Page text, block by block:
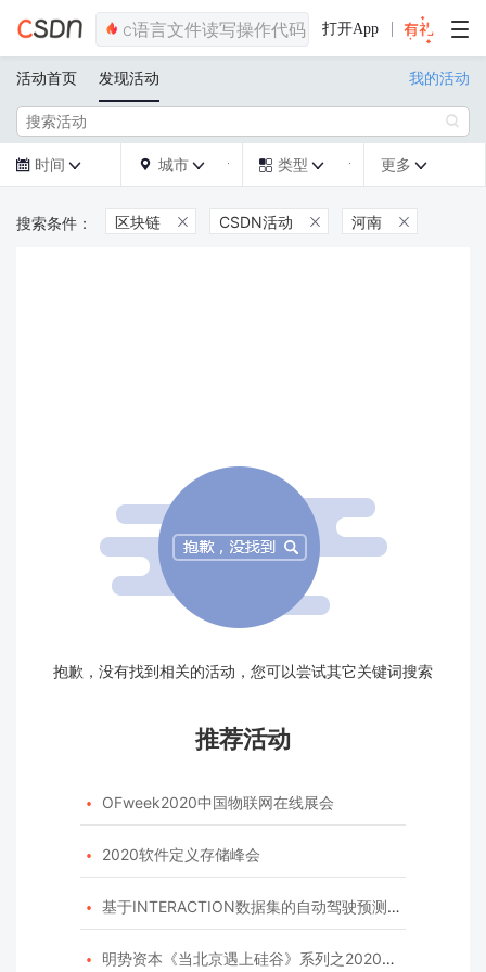
打开App
活动首页 发现活动 我的活动

 时间   城市   类型  更多 
区块链  CSDN活动  河南 
抱歉，没有找到相关的活动，您可以尝试其它关键词搜索
推荐活动
 OFweek2020中国物联网在线展会
 2020软件定义存储峰会
 基于INTERACTION数据集的自动驾驶预测模型挑战赛
 明势资本《当北京遇上硅谷》系列之2020年度开源峰会